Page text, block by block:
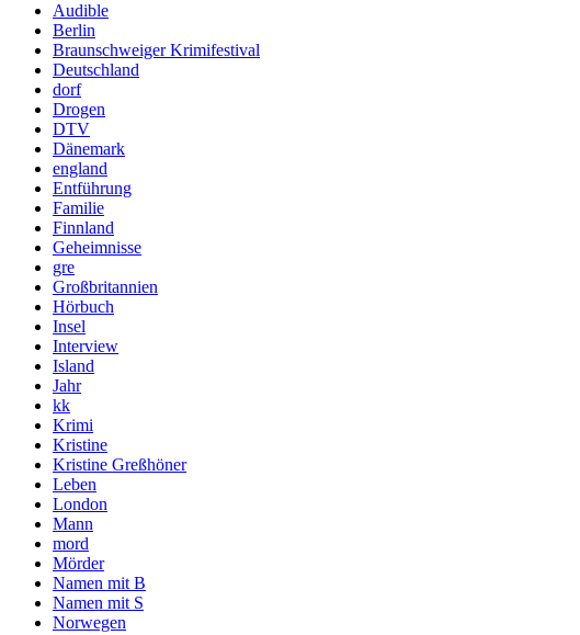
Audible
Berlin
Braunschweiger Krimifestival
Deutschland
dorf
Drogen
DTV
Dänemark
england
Entführung
Familie
Finnland
Geheimnisse
gre
Großbritannien
Hörbuch
Insel
Interview
Island
Jahr
kk
Krimi
Kristine
Kristine Greßhöner
Leben
London
Mann
mord
Mörder
Namen mit B
Namen mit S
Norwegen